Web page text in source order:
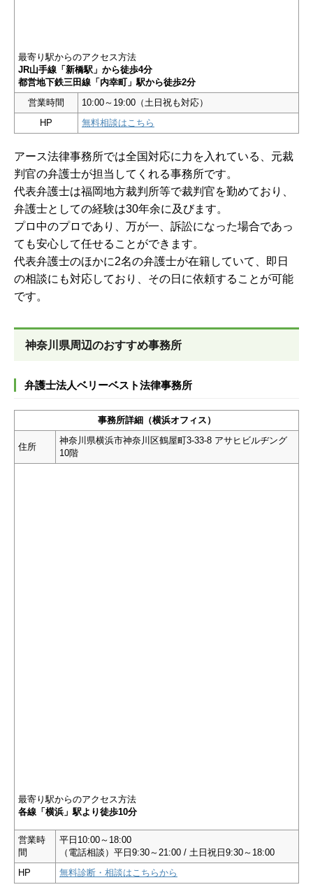
最寄り駅からのアクセス方法
JR山手線「新橋駅」から徒歩4分
都営地下鉄三田線「内幸町」駅から徒歩2分
営業時間
10:00～19:00（土日祝も対応）
HP
無料相談はこちら
アース法律事務所では全国対応に力を入れている、元裁
判官の弁護士が担当してくれる事務所です。
代表弁護士は福岡地方裁判所等で裁判官を勤めており、
弁護士としての経験は30年余に及びます。
プロ中のプロであり、万が一、訴訟になった場合であっ
ても安心して任せることができます。
代表弁護士のほかに2名の弁護士が在籍していて、即日
の相談にも対応しており、その日に依頼することが可能
です。
神奈川県周辺のおすすめ事務所
弁護士法人ベリーベスト法律事務所
事務所詳細（横浜オフィス）
住所
神奈川県横浜市神奈川区鶴屋町3-33-8 アサヒビルヂング
10階
最寄り駅からのアクセス方法
各線「横浜」駅より徒歩10分
営業時
間
平日10:00～18:00
（電話相談）平日9:30～21:00 / 土日祝日9:30～18:00
HP
無料診断・相談はこちらから